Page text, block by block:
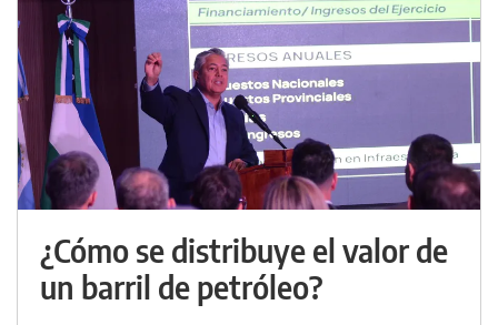
¿Cómo se distribuye el valor de
un barril de petróleo?